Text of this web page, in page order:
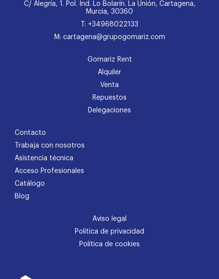
C/ Alegría, 1. Pol. Ind. Lo Bolarín. La Unión, Cartagena,
Murcia, 30360
T: +34968022133
M: cartagena@grupogomariz.com
Gomariz Rent
Alquiler
Venta
Repuestos
Delegaciones
Contacto
Trabaja con nosotros
Asistencia técnica
Acceso Profesionales
Catálogo
Blog
Aviso legal
Política de privacidad
Política de cookies